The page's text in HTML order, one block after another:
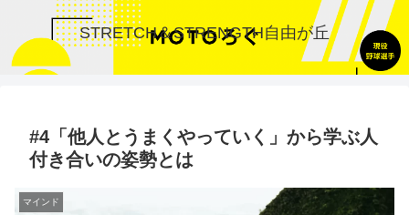
STRETCH＆STRENGTH自由が丘
#4「他人とうまくやっていく」から学ぶ人
付き合いの姿勢とは
マインド